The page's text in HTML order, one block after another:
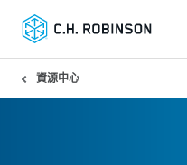
資源中心